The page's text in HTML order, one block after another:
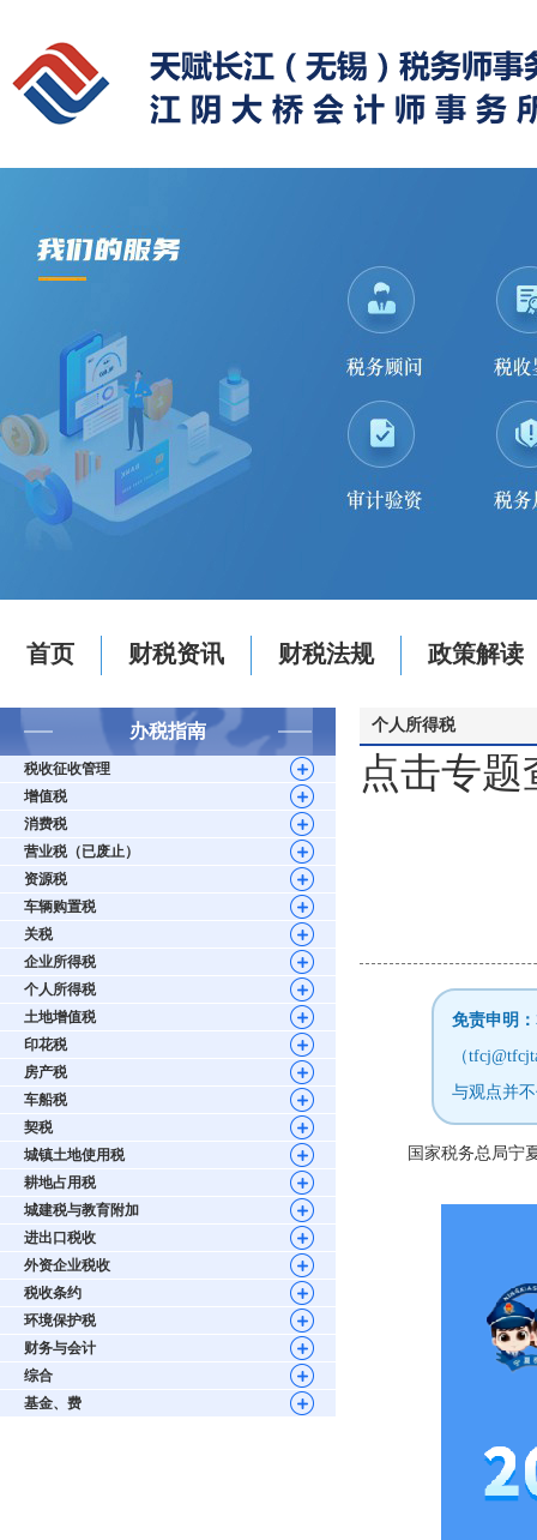
首页 财税资讯 财税法规 政策解读
办税指南
税收征收管理
增值税
消费税
营业税（已废止）
资源税
车辆购置税
关税
企业所得税
个人所得税
土地增值税
印花税
房产税
车船税
契税
城镇土地使用税
耕地占用税
城建税与教育附加
进出口税收
外资企业税收
税收条约
环境保护税
财务与会计
综合
基金、费
个人所得税
点击专
免责申明：
（
与观点并
国家税务总局宁